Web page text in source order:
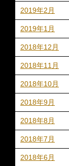
2019年2月
2019年1月
2018年12月
2018年11月
2018年10月
2018年9月
2018年8月
2018年7月
2018年6月